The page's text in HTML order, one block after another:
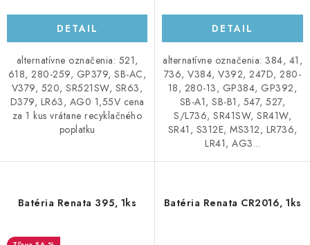
DETAIL
alternatívne označenia: 521,
618, 280-259, GP379, SB-AC,
V379, 520, SR521SW, SR63,
D379, LR63, AG0 1,55V cena
za 1 kus vrátane recyklačného
poplatku
DETAIL
alternatívne označenia: 384, 41,
736, V384, V392, 247D, 280-
18, 280-13, GP384, GP392,
SB-A1, SB-B1, 547, 527,
S/L736, SR41SW, SR41W,
SR41, S312E, MS312, LR736,
LR41, AG3...
Batéria Renata 395, 1ks Batéria Renata CR2016, 1ks